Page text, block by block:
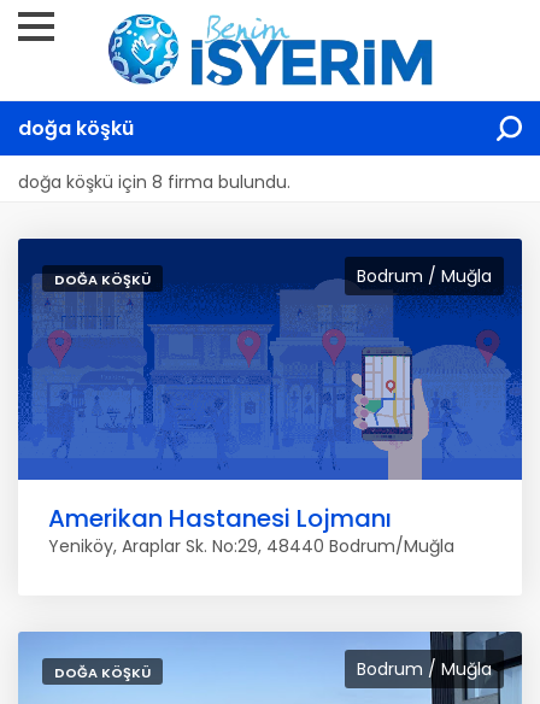
doğa köşkü
doğa köşkü için 8 firma bulundu.
Bodrum / Muğla
DOĞA KÖŞKÜ
Amerikan Hastanesi Lojmanı
Yeniköy, Araplar Sk. No:29, 48440 Bodrum/Muğla
Bodrum / Muğla
DOĞA KÖŞKÜ